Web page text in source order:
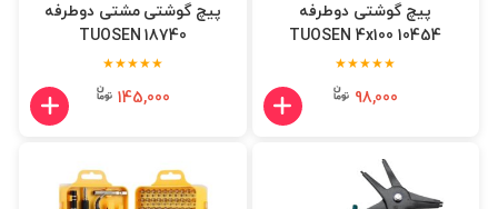
پیچ گوشتی دوطرفه
TUOSEN 4x100 10454
★★★★★
98,000
پیچ گوشتی مشتی دوطرفه
TUOSEN 18740
★★★★★
145,000